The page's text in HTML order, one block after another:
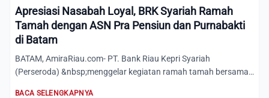
Apresiasi Nasabah Loyal, BRK Syariah Ramah
Tamah dengan ASN Pra Pensiun dan Purnabakti
di Batam
BATAM, AmiraRiau.com- PT. Bank Riau Kepri Syariah
(Perseroda) &nbsp;menggelar kegiatan ramah tamah bersama
BACA SELENGKAPNYA